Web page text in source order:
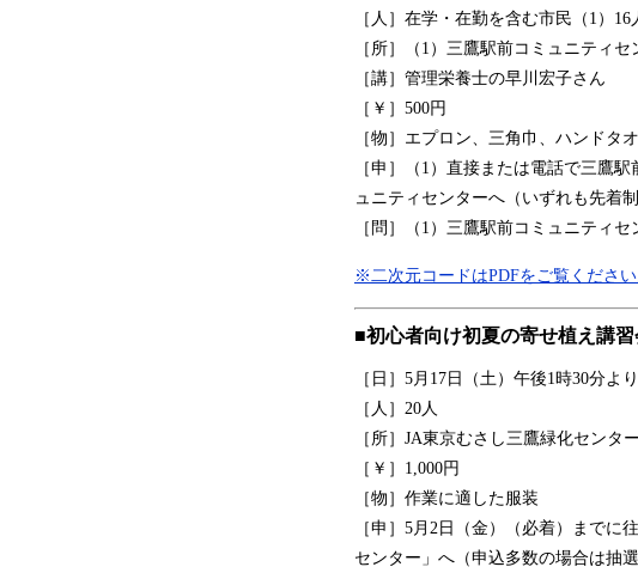
［人］在学・在勤を含む市民（1）16
［所］（1）三鷹駅前コミュニティ
［講］管理栄養士の早川宏子さん
［￥］500円
［物］エプロン、三角巾、ハンドタ
［申］（1）直接または電話で三鷹
ュニティセンターへ（いずれも先着制
［問］（1）三鷹駅前コミュニティ
※二次元コードはPDFをご覧ください
■初心者向け初夏の寄せ植え講習
［日］5月17日（土）午後1時30分より
［人］20人
［所］JA東京むさし三鷹緑化センター
［￥］1,000円
［物］作業に適した服装
［申］5月2日（金）（必着）までに
センター」へ（申込多数の場合は抽選